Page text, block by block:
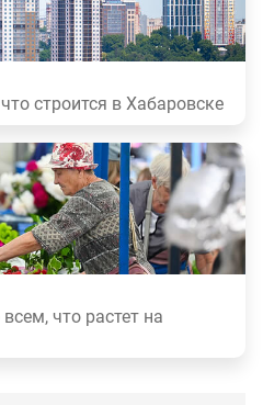
строится в Хабаровске
что растет на